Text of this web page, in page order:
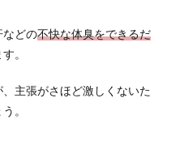
などの不快な体臭をできるだ
。
主張がさほど激しくないた
。